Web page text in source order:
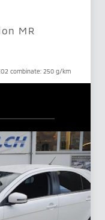
MR
combinate: 250 g/km